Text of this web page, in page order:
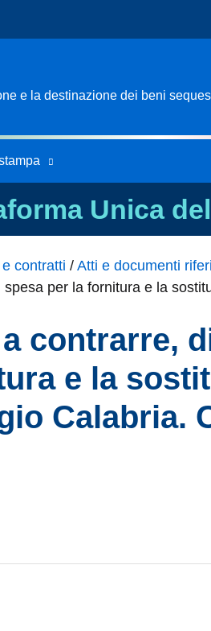
e la destinazione dei beni
Unica
contratti /Atti e documenti
per la fornitura e la
contrarre,
e la
Calabria.